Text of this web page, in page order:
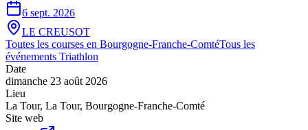
6 sept. 2026
LE CREUSOT
Toutes les courses en Bourgogne-Franche-ComtéTous les
événements Triathlon
Date
dimanche 23 août 2026
Lieu
La Tour, La Tour, Bourgogne-Franche-Comté
Site web